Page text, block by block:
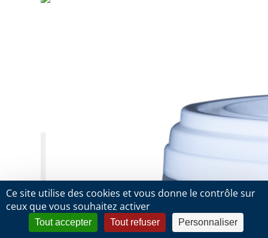
Ce site utilise des cookies et vous donne le contrôle sur
ceux que vous souhaitez activer
Tout accepter Tout refuser Personnaliser